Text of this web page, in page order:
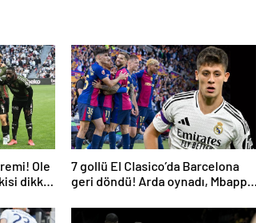
Ole
dikkat
7 gollü El Clasico’da Barcelona
geri döndü! Arda oynadı, Mbappe